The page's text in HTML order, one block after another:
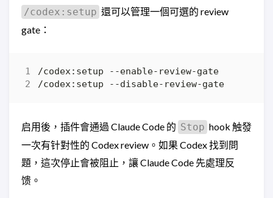
/codex:setup 還可以管理一個可選的 review
gate：
启用後，插件會通過 Claude Code 的 Stop hook 触發
一次有针對性的 Codex review。如果 Codex 找到問
題，這次停止會被阻止，讓 Claude Code 先處理反
馈。